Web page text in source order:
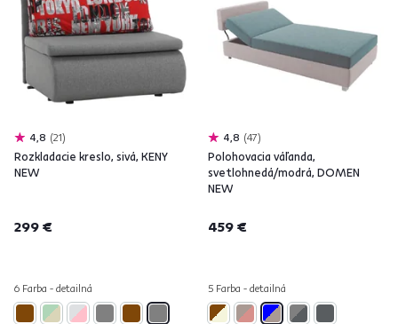
4,8 21
Rozkladacie kreslo, sivá, KENY
NEW
299 €
6 Farba - detailná
4,8 47
Polohovacia váľanda,
svetlohnedá/modrá, DOMEN
NEW
459 €
5 Farba - detailná